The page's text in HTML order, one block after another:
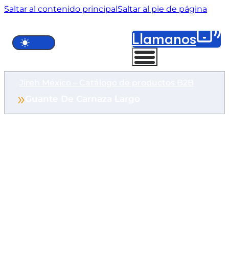
Saltar al contenido principalSaltar al pie de página
Llámanos